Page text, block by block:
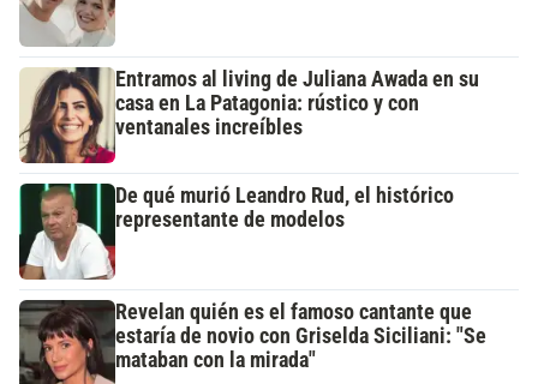
Entramos al living de Juliana Awada en su
casa en La Patagonia: rústico y con
ventanales increíbles
De qué murió Leandro Rud, el histórico
representante de modelos
Revelan quién es el famoso cantante que
estaría de novio con Griselda Siciliani: "Se
mataban con la mirada"